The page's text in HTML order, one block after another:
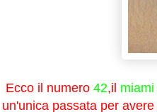
Ecco il numero 42,il
un'unica passata per